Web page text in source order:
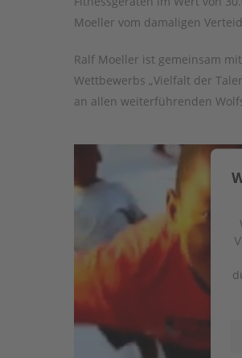
Moeller vom damaligen
Ralf Moeller ist gemeinsam
Wettbewerbs „Vielfalt der
an allen weiterführenden